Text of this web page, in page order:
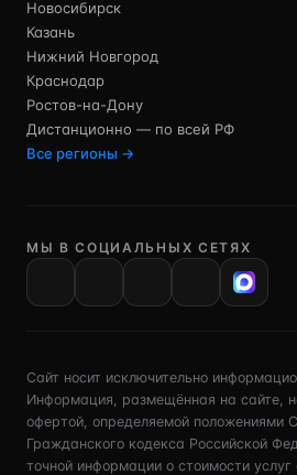
Новосибирск
Казань
Нижний Новгород
Краснодар
Ростов-на-Дону
Дистанционно — по всей РФ
Все регионы →
МЫ В СОЦИАЛЬНЫХ СЕТЯХ
Сайт носит исключительно
Информация, размещённая на сайте,
офертой, определяемой положениями
Гражданского кодекса Российской
точной информации о стоимости